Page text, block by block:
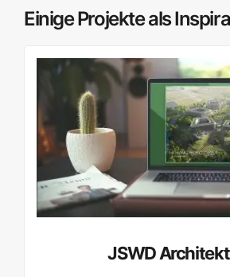
Einige Projekte als
JSWD